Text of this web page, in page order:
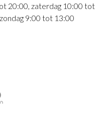
20:00, zaterdag 10:00 tot
9:00 tot 13:00